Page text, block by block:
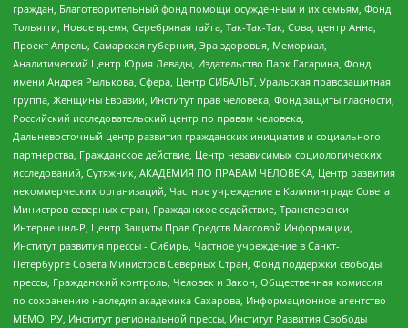
граждан, Благотворительный фонд помощи осужденным и их семьям, Фонд
Тольятти, Новое время, Серебряная тайга, Так-Так-Так, Сова, центр Анна,
Проект Апрель, Самарская губерния, Эра здоровья, Мемориал,
Аналитический Центр Юрия Левады, Издательство Парк Гагарина, Фонд
имени Андрея Рылькова, Сфера, Центр СИБАЛЬТ, Уральская правозащитная
группа, Женщины Евразии, Институт прав человека, Фонд защиты гласности,
Российский исследовательский центр по правам человека,
Дальневосточный центр развития гражданских инициатив и социального
партнерства, Гражданское действие, Центр независимых социологических
исследований, Сутяжник, АКАДЕМИЯ ПО ПРАВАМ ЧЕЛОВЕКА, Центр развития
некоммерческих организаций, Частное учреждение в Калининграде Совета
Министров северных стран, Гражданское содействие, Трансперенси
Интернешнл-Р, Центр Защиты Прав Средств Массовой Информации,
Институт развития прессы - Сибирь, Частное учреждение в Санкт-
Петербурге Совета Министров Северных Стран, Фонд поддержки свободы
прессы, Гражданский контроль, Человек и Закон, Общественная комиссия
по сохранению наследия академика Сахарова, Информационное агентство
МЕМО. РУ, Институт региональной прессы, Институт Развития Свободы